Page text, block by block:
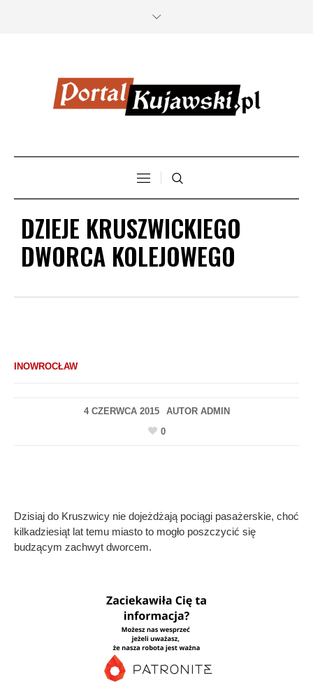
DZIEJE KRUSZWICKIEGO
DWORCA KOLEJOWEGO
INOWROCŁAW
4 CZERWCA 2015 AUTOR ADMIN
0
Dzisiaj do Kruszwicy nie dojeżdżają pociągi pasażerskie, choć
kilkadziesiąt lat temu miasto to mogło poszczycić się
budzącym zachwyt dworcem.